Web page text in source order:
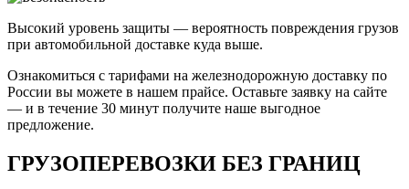
Высокий уровень защиты — вероятность повреждения грузов
при автомобильной доставке куда выше.
Ознакомиться с тарифами на железнодорожную доставку по
России вы можете в нашем прайсе. Оставьте заявку на сайте
— и в течение 30 минут получите наше выгодное
предложение.
ГРУЗОПЕРЕВОЗКИ БЕЗ ГРАНИЦ